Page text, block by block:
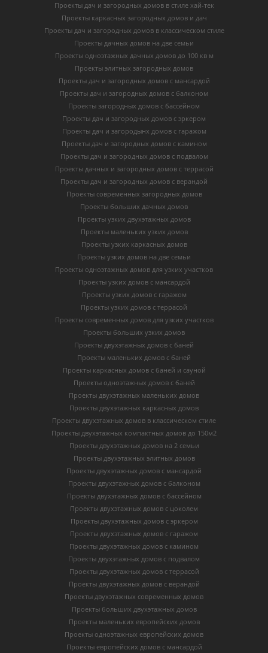
Проекты дач и загородных домов в стиле хай-тек
Проекты каркасных загородных домов и дач
Проекты дач и загородных домов в классическом стиле
Проекты дачных домов на две семьи
Проекты одноэтажных дачных домов до 100 кв м
Проекты элитных загородных домов
Проекты дач и загородных домов с мансардой
Проекты дач и загородных домов с балконом
Проекты загородных домов с бассейном
Проекты дач и загородных домов с эркером
Проекты дач и загородынх домов с гаражом
Проекты дач и загородных домов с камином
Проекты дач и загородных домов с подвалом
Проекты дачных и загородных домов с террасой
Проекты дач и загородных домов с верандой
Проекты современных загородных домов
Проекты больших дачных домов
Проекты узких двухэтажных домов
Проекты маленьких узких домов
Проекты узких каркасных домов
Проекты узких домов на две семьи
Проекты одноэтажных домов для узких участков
Проекты узких домов с мансардой
Проекты узких домов с гаражом
Проекты узких домов с террасой
Проекты современных домов для узких участков
Проекты больших узких домов
Проекты двухэтажных домов с баней
Проекты маленьких домов с баней
Проекты каркасных домов c баней и сауной
Проекты одноэтажных домов с баней
Проекты двухэтажных маленьких домов
Проекты двухэтажных каркасных домов
Проекты двухэтажных домов в классическом стиле
Проекты двухэтажных компактных домов до 150м2
Проекты двухэтажных домов на 2 семьи
Проекты двухэтажных элитных домов
Проекты двухэтажных домов с мансардой
Проекты двухэтажных домов с балконом
Проекты двухэтажных домов с бассейном
Проекты двухэтажных домов с цоколем
Проекты двухэтажных домов с эркером
Проекты двухэтажных домов с гаражом
Проекты двухэтажных домов с камином
Проекты двухэтажных домов с подвалом
Проекты двухэтажных домов с террасой
Проекты двухэтажных домов с верандой
Проекты двухэтажных современных домов
Проекты больших двухэтажных домов
Проекты маленьких европейских домов
Проекты одноэтажных европейских домов
Проекты европейских домов с мансардой